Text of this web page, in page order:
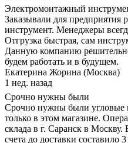
Электромонтажный
Заказывали для
инструмент. Менеджеры
Отгрузка быстрая, сам
Данную компанию
будем работать и в будущем.
Екатерина Жорина (Москва)
1 нед. назад
Срочно нужны были
Срочно нужны были угловые
только в этом магазине.
склада в г. Саранск в
счета до доставки составило